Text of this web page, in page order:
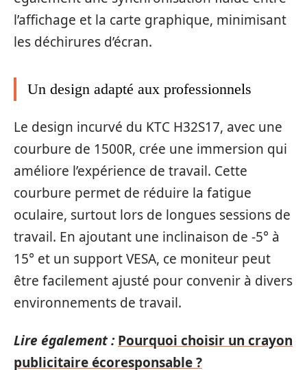
l’affichage et la carte graphique, minimisant
les déchirures d’écran.
Un design adapté aux professionnels
Le design incurvé du KTC H32S17, avec une
courbure de 1500R, crée une immersion qui
améliore l’expérience de travail. Cette
courbure permet de réduire la fatigue
oculaire, surtout lors de longues sessions de
travail. En ajoutant une inclinaison de -5° à
15° et un support VESA, ce moniteur peut
être facilement ajusté pour convenir à divers
environnements de travail.
Lire également : Pourquoi choisir un crayon
publicitaire écoresponsable ?